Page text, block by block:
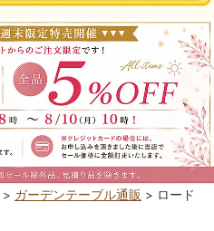
> ガーデンテーブル通販 > ロード